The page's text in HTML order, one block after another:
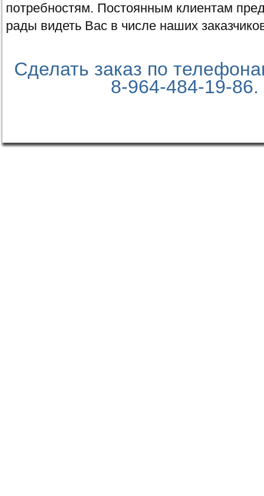
потребностям. Постоянным клиентам
рады видеть Вас в числе наших
Сделать заказ по
8-964-484-19-86.